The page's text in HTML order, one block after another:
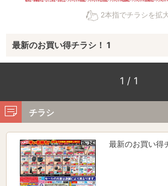
2本指でチラシを拡
最新のお買い得チラシ！ 1
1 / 1
チラシ
最新のお買い得